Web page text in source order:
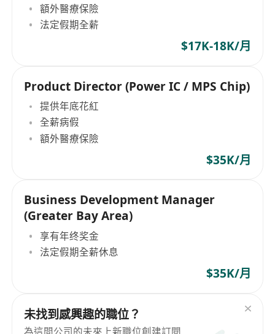
額外醫療保險
法定假期全薪
$17K-18K/月
Product Director (Power IC / MPS Chip)
提供年底花紅
全薪病假
額外醫療保險
$35K/月
Business Development Manager
(Greater Bay Area)
享有年终奖金
法定假期全薪休息
$35K/月
未找到感興趣的職位？